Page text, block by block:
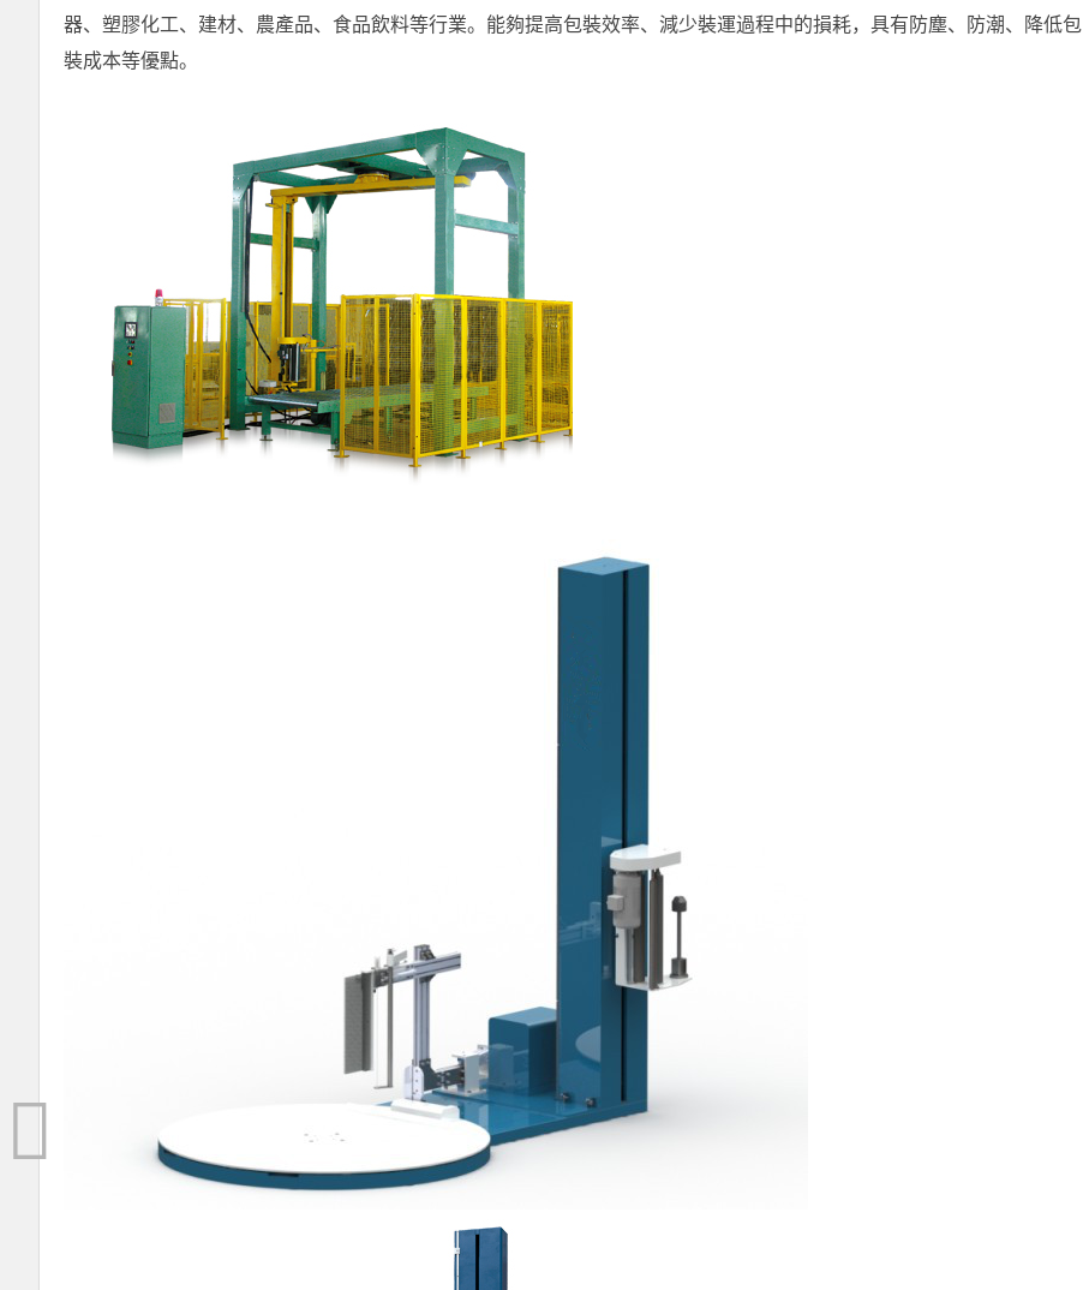
器、塑膠化工、建材、農產品、食品飲料等行業。能夠提高包裝效率、減少裝運過程中的損耗，具有防塵、防潮、降低包
裝成本等優點。